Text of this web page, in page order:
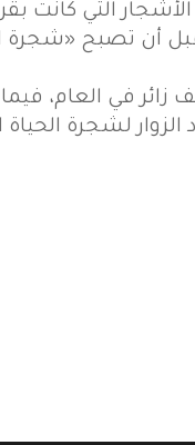
التي كانت
أن تصبح «شجرة
الأرقام الرسمية عدد السياح الذين يتوافدون
لشجرة الحياة